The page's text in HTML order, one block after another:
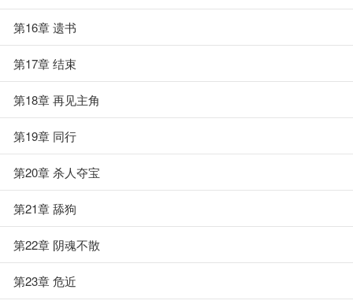
第16章 遗书
第17章 结束
第18章 再见主角
第19章 同行
第20章 杀人夺宝
第21章 舔狗
第22章 阴魂不散
第23章 危近